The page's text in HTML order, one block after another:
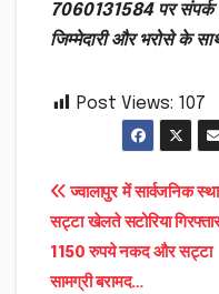
7060131584 पर संपर्क
जिम्मेदारी और भरोसे के
Post Views: 107
Post
navigation
ज्वालापुर में सार्वजनिक
सट्टा खेलते सटोरिया
1150 रुपये नकद और सट्टा
सामग्री बरामद…